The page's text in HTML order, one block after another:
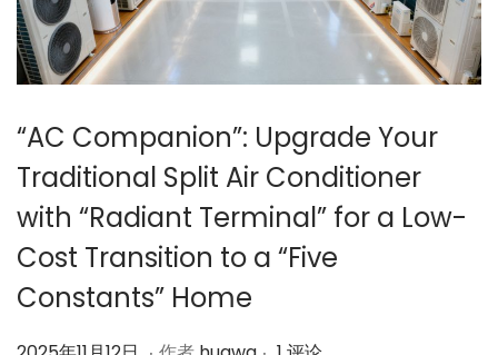
“AC Companion”: Upgrade Your
Traditional Split Air Conditioner
with “Radiant Terminal” for a Low-
Cost Transition to a “Five
Constants” Home
. .